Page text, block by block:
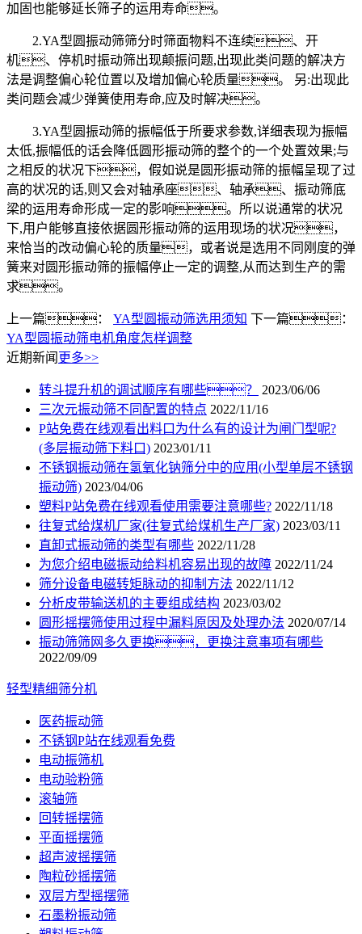
加固也能够延长筛子的运用寿命。
2.YA型圆振动筛筛分时筛面物料不连续、开
机、停机时振动筛出现颠振问题,出现此类问题的解决方
法是调整偏心轮位置以及增加偏心轮质量。 另:出现此
类问题会减少弹簧使用寿命,应及时解决。
3.YA型圆振动筛的振幅低于所要求参数,详细表现为振幅
太低,振幅低的话会降低圆形振动筛的整个的一个处置效果;与
之相反的状况下，假如说是圆形振动筛的振幅呈现了过
高的状况的话,则又会对轴承座、轴承、振动筛底
梁的运用寿命形成一定的影响。所以说通常的状况
下,用户能够直接依据圆形振动筛的运用现场的状况，
来恰当的改动偏心轮的质量，或者说是选用不同刚度的弹
簧来对圆形振动筛的振幅停止一定的调整,从而达到生产的需
求。
上一篇： YA型圆振动筛选用须知 下一篇：
YA型圆振动筛电机角度怎样调整
近期新闻 更多>>
转斗提升机的调试顺序有哪些？
2023/06/06
三次元振动筛不同配置的特点 2022/11/16
P站免费在线观看出料口为什么有的设计为闸门型呢?
(多层振动筛下料口) 2023/01/11
不锈钢振动筛在氢氧化钠筛分中的应用(小型单层不锈钢
振动筛) 2023/04/06
塑料P站免费在线观看使用需要注意哪些? 2022/11/18
往复式给煤机厂家(往复式给煤机生产厂家) 2023/03/11
直卸式振动筛的类型有哪些 2022/11/28
为您介绍电磁振动给料机容易出现的故障 2022/11/24
筛分设备电磁转矩脉动的抑制方法 2022/11/12
分析皮带输送机的主要组成结构 2023/03/02
圆形摇摆筛使用过程中漏料原因及处理办法 2020/07/14
振动筛筛网多久更换，更换注意事项有哪些
2022/09/09
轻型精细筛分机
医药振动筛
不锈钢P站在线观看免费
电动振筛机
电动验粉筛
滚轴筛
回转摇摆筛
平面摇摆筛
超声波摇摆筛
陶粒砂摇摆筛
双层方型摇摆筛
石墨粉振动筛